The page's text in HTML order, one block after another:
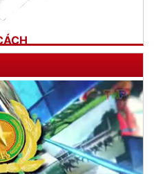
CÁCH MỆNH LÀ:
CHÍNH
ĐỠ
THÀNH
LỄ PHÉP